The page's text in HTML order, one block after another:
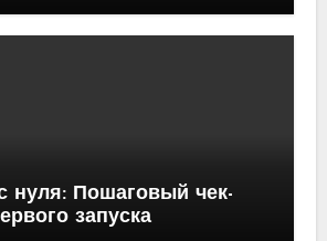
нуля: Пошаговый чек-
запуска